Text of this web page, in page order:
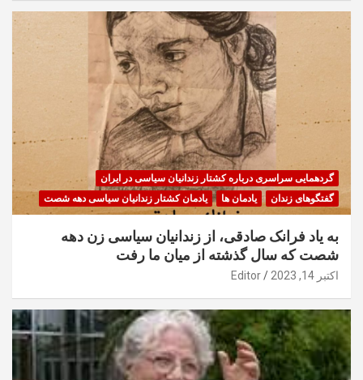
گردهمایی سراسری درباره کشتار زندانیان سیاسی در ایران
گفتگوهای زندان
یادمان ها یادمان کشتار زندانیان سیاسی دهه شصت
به یاد فرانک صادقی، از زندانیان سیاسی زن دهه
شصت که سال گذشته از میان ما رفت
اکتبر 14, 2023 Editor